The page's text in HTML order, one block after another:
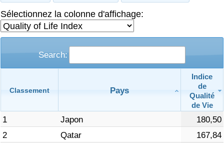
Sélectionnez la colonne d'affichage:
Search:
Classement Pays
Indice
de
Qualité
de Vie
1 Japon
180,50
2
Qatar
167,84
Indice des soins de santé par Pays
Pollution
Indice de Pollution par Pays